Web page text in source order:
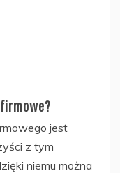
jest
z tym
niemu można